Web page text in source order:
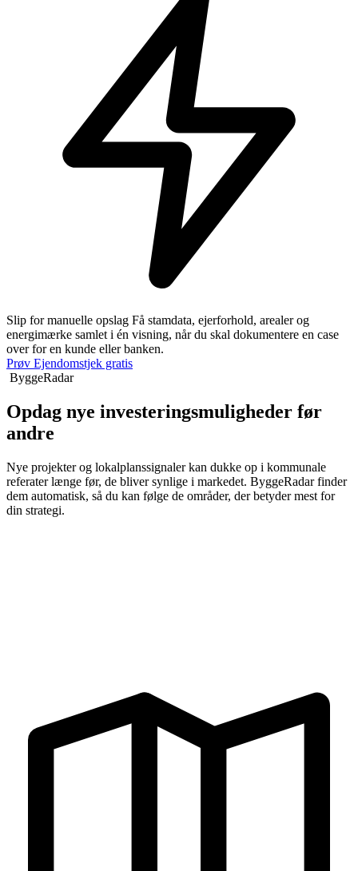
Slip for manuelle opslag Få stamdata, ejerforhold, arealer og
energimærke samlet i én visning, når du skal dokumentere en case
over for en kunde eller banken.
Prøv Ejendomstjek gratis
ByggeRadar
Opdag nye investeringsmuligheder før
andre
Nye projekter og lokalplanssignaler kan dukke op i kommunale
referater længe før, de bliver synlige i markedet. ByggeRadar finder
dem automatisk, så du kan følge de områder, der betyder mest for
din strategi.